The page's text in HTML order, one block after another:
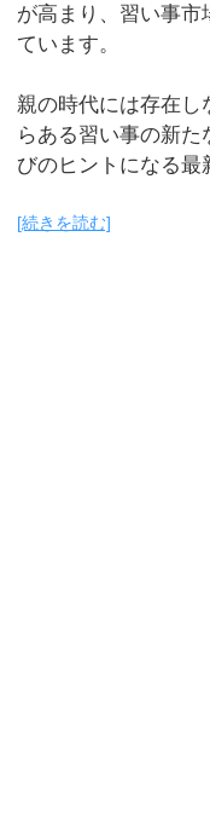
が高まり、習い事市
ています。
親の時代には存在し
らある習い事の新
びのヒントになる最
[続きを読む]